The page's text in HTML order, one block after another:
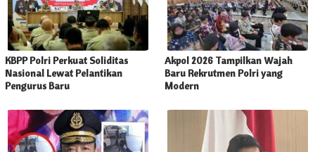
KBPP Polri Perkuat Soliditas
Nasional Lewat Pelantikan
Pengurus Baru
Akpol 2026 Tampilkan Wajah
Baru Rekrutmen Polri yang
Modern